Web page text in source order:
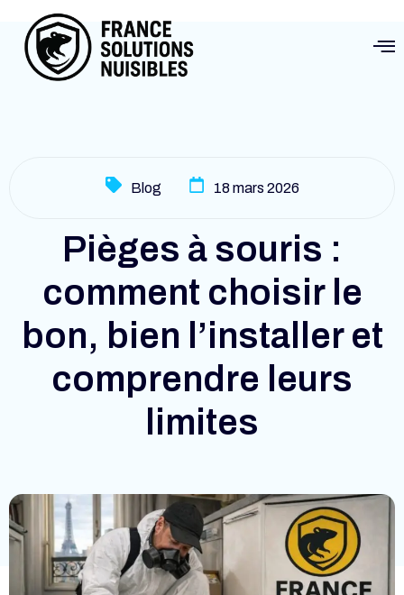
Blog 18 mars 2026
Pièges à souris :
comment choisir le
bon, bien l’installer et
comprendre leurs
limites